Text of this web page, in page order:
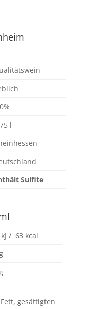
l
Sulfite
/ 63 kcal
gesättigten